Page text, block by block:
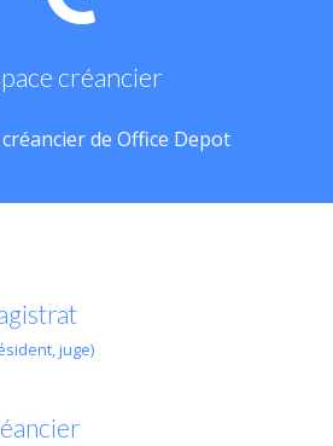
créancier
de Office Depot
juge)